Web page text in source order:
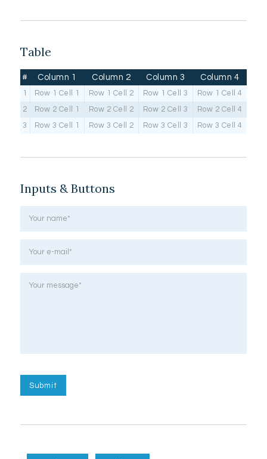
Table
# Column 1 Column 2 Column 3 Column 4
1 Row 1 Cell 1 Row 1 Cell 2 Row 1 Cell 3
Row 1 Cell 4
2
Row 2 Cell 1 Row 2 Cell 2 Row 2 Cell 3
Row 2 Cell 4
3
Row 3 Cell 1 Row 3 Cell 2 Row 3 Cell 3 Row 3 Cell 4
Inputs & Buttons